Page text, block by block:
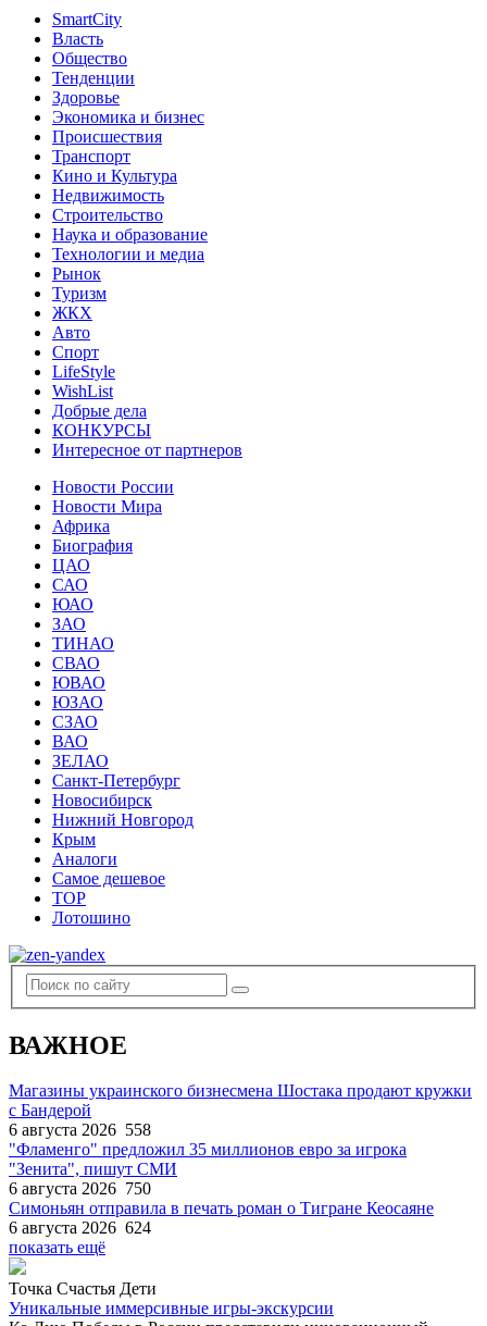
SmartCity
Власть
Общество
Тенденции
Здоровье
Экономика и бизнес
Происшествия
Транспорт
Кино и Культура
Недвижимость
Строительство
Наука и образование
Технологии и медиа
Рынок
Туризм
ЖКХ
Авто
Спорт
LifeStyle
WishList
Добрые дела
КОНКУРСЫ
Интересное от партнеров
Новости России
Новости Мира
Африка
Биография
ЦАО
САО
ЮАО
ЗАО
ТИНАО
СВАО
ЮВАО
ЮЗАО
СЗАО
ВАО
ЗЕЛАО
Санкт-Петербург
Новосибирск
Нижний Новгород
Крым
Аналоги
Самое дешевое
TOP
Лотошино
ВАЖНОЕ
Магазины украинского бизнесмена Шостака продают кружки
с Бандерой
6 августа 2026 558
"Фламенго" предложил 35 миллионов евро за игрока
"Зенита", пишут СМИ
6 августа 2026 750
Симоньян отправила в печать роман о Тигране Кеосаяне
6 августа 2026 624
показать ещё
Точка Счастья Дети
Уникальные иммерсивные игры-экскурсии